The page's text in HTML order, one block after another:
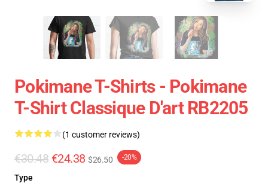
Pokimane T-Shirts - Pokimane
T-Shirt Classique D'art RB2205
(1 customer reviews)
€30.48 €24.38 $26.50 -20%
Type